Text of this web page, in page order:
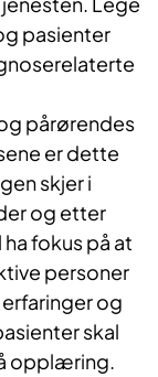
pasienter
pårørendes
er dette
skjer i
og etter
fokus på at
personer
og
skal
opplæring.